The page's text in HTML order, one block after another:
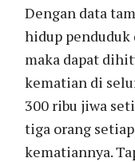
Dengan data
hidup penduduk
maka dapat
kematian di
300 ribu jiwa
tiga orang
kematiannya.